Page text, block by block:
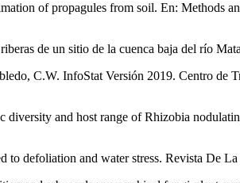
of propagules from soil. En: Methods
de un sitio de la cuenca baja del río
C.W. InfoStat Versión 2019. Centro
and host range of Rhizobia
to defoliation and water stress. Revista De